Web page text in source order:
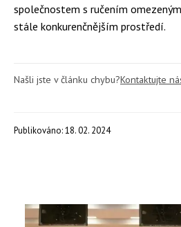
společnostem s ručením
stále konkurenčnějším prostředí.
Našli jste v článku chybu?Kontaktujte
Publikováno: 18. 02. 2024